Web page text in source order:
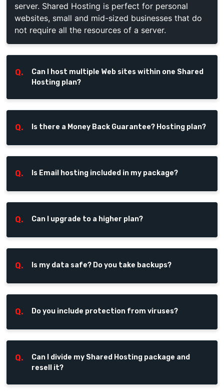
server. Shared Hosting is perfect for personal
websites, small and mid-sized businesses that do
not require all the resources of a server.
Q.
Can I host multiple Web sites within one Shared
Hosting plan?
Q. Is there a Money Back Guarantee? Hosting plan?
Q. Is Email hosting included in my package?
Q. Can I upgrade to a higher plan?
Q. Is my data safe? Do you take backups?
Q. Do you include protection from viruses?
Q.
Can I divide my Shared Hosting package and
resell it?